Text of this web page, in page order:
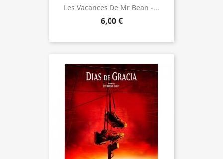
Les Vacances De Mr Bean -...
6,00 €